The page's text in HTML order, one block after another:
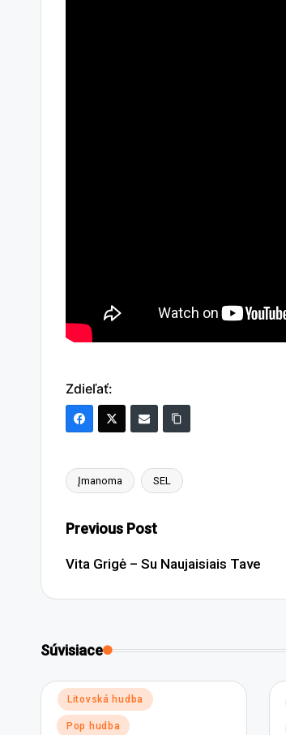
Zdieľať:
Tags:
Įmanoma SEL
Post
navigation
Previous Post
Vita Grigė – Su Naujaisiais Tave
Súvisiace
Posted
in
Litovská hudba
Pop hudba